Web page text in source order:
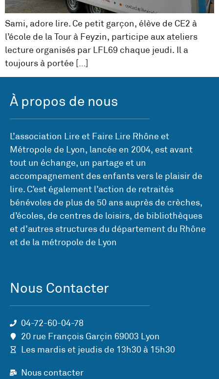
Sami, adore lire. Ce petit garçon, élève de CE2 à
l’école de la Tour à Feyzin, participe aux ateliers
lecture organisés par LFL69 chaque jeudi. Il a
toujours à portée […]
À propos de nous
L’association Lire et Faire Lire Rhône et
Métropole de Lyon, lancée en 2004, est avant
tout un échange, un partage et un
accompagnement des enfants vers le plaisir de
lire. C’est également l’action de retraités
bénévoles de plus de 50 ans auprès de crèches,
d’écoles, de centres de loisirs, de bibliothèques
et d’autres structures du département du Rhône
et de la métropole de Lyon
Nous Contacter
04-72-60-04-78
20 rue François Garçin 69003 Lyon
Les mardis et jeudis de 13h30 à 15h30
Nous contacter